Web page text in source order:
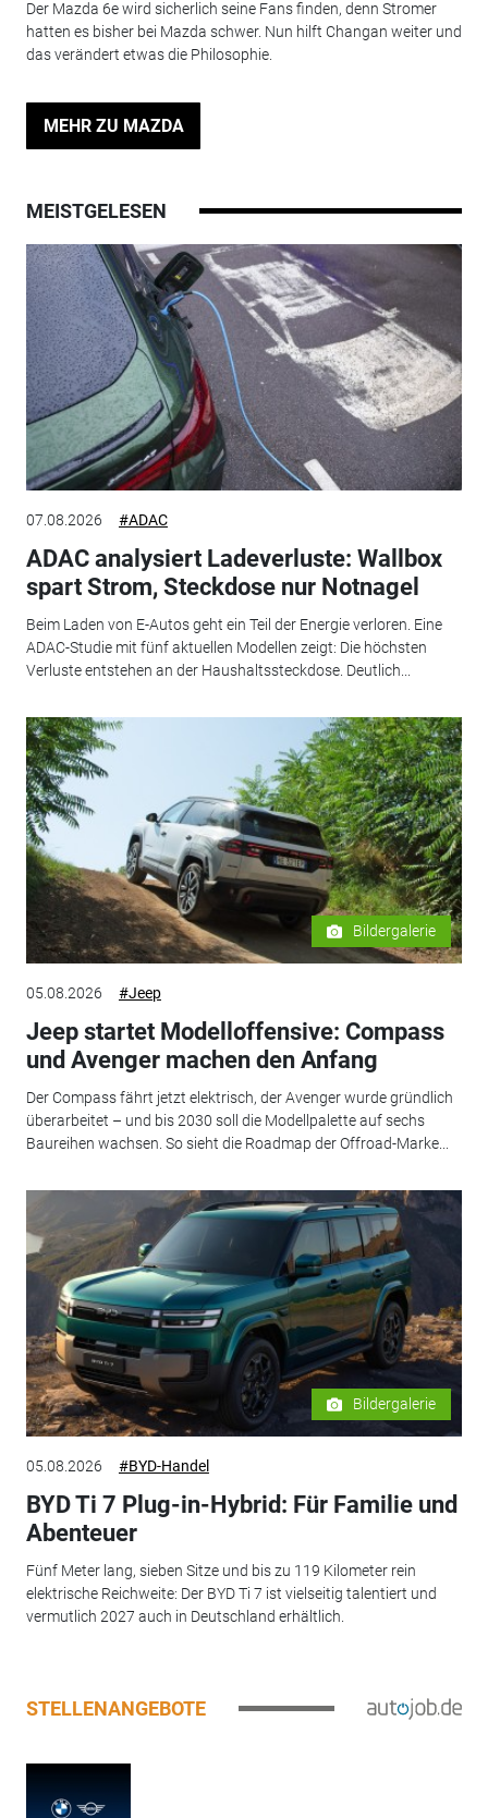
Der Mazda 6e wird sicherlich seine Fans finden, denn Stromer
hatten es bisher bei Mazda schwer. Nun hilft Changan weiter und
das verändert etwas die Philosophie.
MEHR ZU MAZDA
MEISTGELESEN
07.08.2026 #ADAC
ADAC analysiert Ladeverluste: Wallbox
spart Strom, Steckdose nur Notnagel
Beim Laden von E-Autos geht ein Teil der Energie verloren. Eine
ADAC-Studie mit fünf aktuellen Modellen zeigt: Die höchsten
Verluste entstehen an der Haushaltssteckdose. Deutlich...
Bildergalerie
05.08.2026 #Jeep
Jeep startet Modelloffensive: Compass
und Avenger machen den Anfang
Der Compass fährt jetzt elektrisch, der Avenger wurde gründlich
überarbeitet – und bis 2030 soll die Modellpalette auf sechs
Baureihen wachsen. So sieht die Roadmap der Offroad-Marke...
Bildergalerie
05.08.2026 #BYD-Handel
BYD Ti 7 Plug-in-Hybrid: Für Familie und
Abenteuer
Fünf Meter lang, sieben Sitze und bis zu 119 Kilometer rein
elektrische Reichweite: Der BYD Ti 7 ist vielseitig talentiert und
vermutlich 2027 auch in Deutschland erhältlich.
STELLENANGEBOTE